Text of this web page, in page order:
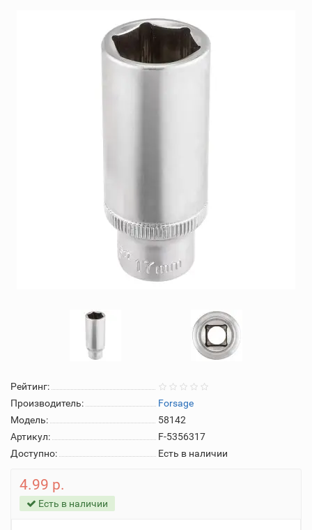
Рейтинг:
Производитель:
Forsage
Модель:
58142
Артикул:
F-5356317
Доступно:
Есть в наличии
4.99 р.
Есть в наличии